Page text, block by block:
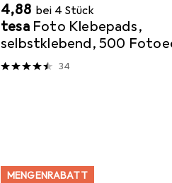
EUR
4,88 bei 4 Stück
tesa Foto Klebepads,
selbstklebend, 500
34
MENGENRABATT